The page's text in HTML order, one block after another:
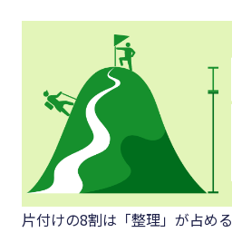
片付けの8割は「整理」が占める